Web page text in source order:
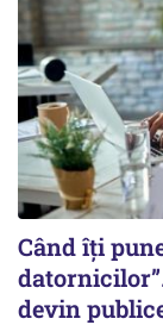
Când îți
devin